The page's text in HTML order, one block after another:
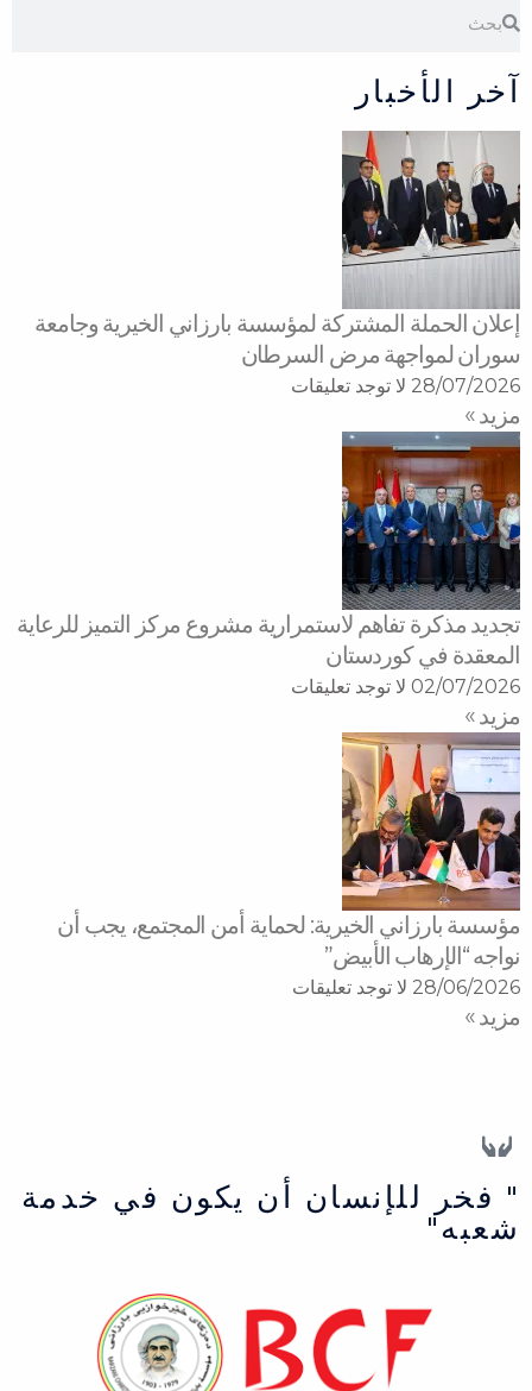
آخر الأخبار
إعلان الحملة المشتركة لمؤسسة بارزاني الخيرية وجامعة
سوران لمواجهة مرض السرطان
28/07/2026 لا توجد تعليقات
مزید »
تجديد مذكرة تفاهم لاستمرارية مشروع مركز التميز للرعاية
المعقدة في كوردستان
02/07/2026 لا توجد تعليقات
مزید »
مؤسسة بارزاني الخيرية: لحماية أمن المجتمع، يجب أن
نواجه “الإرهاب الأبيض”
28/06/2026 لا توجد تعليقات
مزید »
" فخر للإنسان أن يكون في خدمة
شعبه"